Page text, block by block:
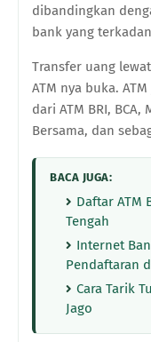
dibandingkan
bank yang
Transfer uang
ATM nya buka.
dari ATM BRI, BCA,
Bersama, dan
BACA JUGA:
Daftar ATM
Tengah
Internet
Pendaftaran
Cara Tarik
Jago